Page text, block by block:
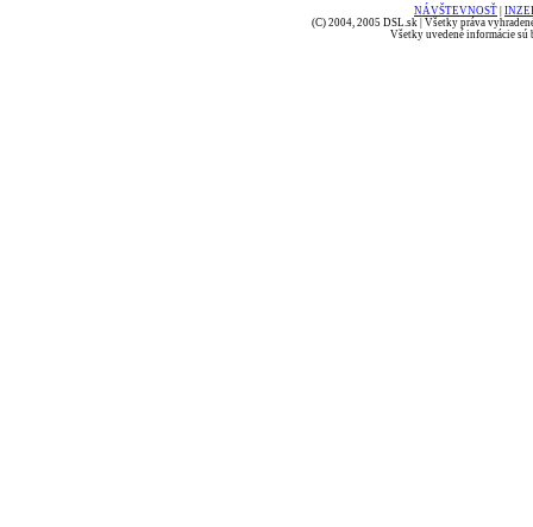
NÁVŠTEVNOSŤ
(C) 2004, 2005 DSL.sk | Všetky práva
Všetky uvedené informácie sú